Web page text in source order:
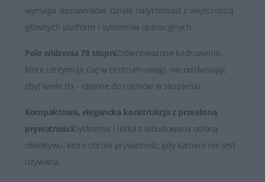
wymaga sterowników. Działa natychmiast z większością
głównych platform i systemów operacyjnych.
Pole widzenia 78 stopniZrównoważone kadrowanie,
które utrzymuje Cię w centrum uwagi, nie odsłaniając
zbyt wiele tła - idealne do rozmów w skupieniu.
Kompaktowa, elegancka konstrukcja z przesłoną
prywatnościDyskretna i lekka z wbudowaną osłoną
obiektywu, która chroni prywatność, gdy kamera nie jest
używana.